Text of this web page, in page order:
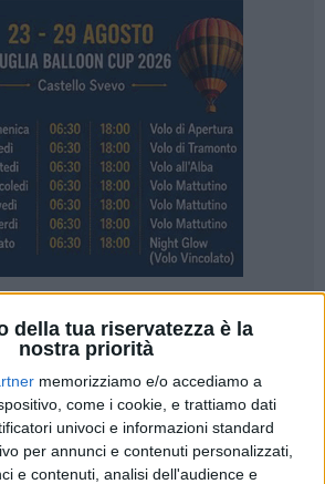
della tua riservatezza è la
nostra priorità
memorizziamo e/o accediamo a
come i cookie, e trattiamo dati
univoci e informazioni standard
per annunci e contenuti personalizzati,
e contenuti, analisi dell'audience e
artistico, lascia il Matera Film
le dimissioni al presidente Dario
stesso Santeramo con una nota inviata